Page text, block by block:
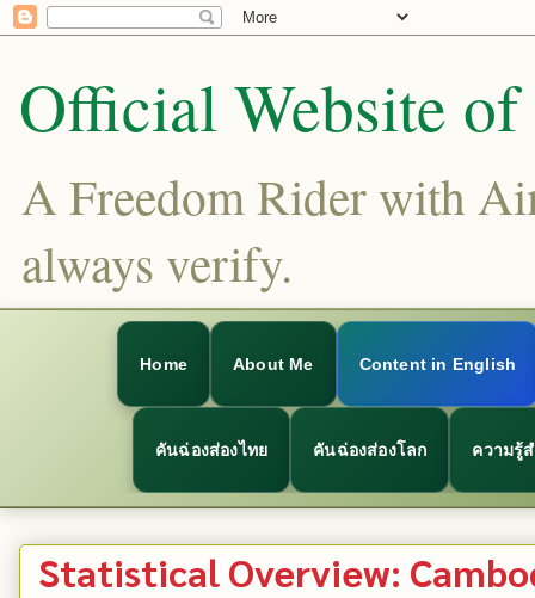
Official Website
A Freedom Rider with
always verify.
Home About Me Content in English
คันฉ่องส่องไทย คันฉ่องส่องโลก ความรู้
Statistical Overview: